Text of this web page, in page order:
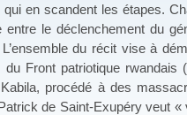
en scandent les étapes.
le déclenchement du
du récit vise à
Front patriotique rwandais
procédé à des
de Saint-Exupéry veut «